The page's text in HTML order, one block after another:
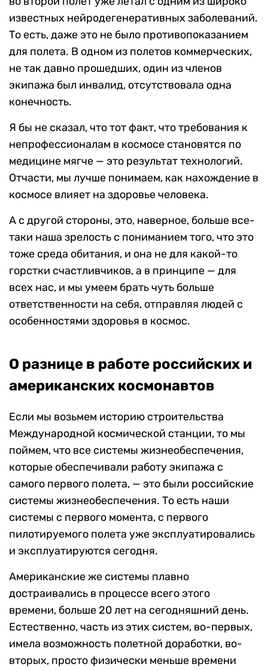
известных нейродегенеративных заболеваний.
То есть, даже это не было противопоказанием
для полета. В одном из полетов коммерческих,
не так давно прошедших, один из членов
экипажа был инвалид, отсутствовала одна
конечность.
Я бы не сказал, что тот факт, что требования к
непрофессионалам в космосе становятся по
медицине мягче — это результат технологий.
Отчасти, мы лучше понимаем, как нахождение в
космосе влияет на здоровье человека.
А с другой стороны, это, наверное, больше все-
таки наша зрелость с пониманием того, что это
тоже среда обитания, и она не для какой-то
горстки счастливчиков, а в принципе — для
всех нас, и мы умеем брать чуть больше
ответственности на себя, отправляя людей с
особенностями здоровья в космос.
О разнице в работе российских и
американских космонавтов
Если мы возьмем историю строительства
Международной космической станции, то мы
поймем, что все системы жизнеобеспечения,
которые обеспечивали работу экипажа с
самого первого полета, — это были российские
системы жизнеобеспечения. То есть наши
системы с первого момента, с первого
пилотируемого полета уже эксплуатировались
и эксплуатируются сегодня.
Американские же системы плавно
достраивались в процессе всего этого
времени, больше 20 лет на сегодняшний день.
Естественно, часть из этих систем, во-первых,
имела возможность полетной доработки, во-
вторых, просто физически меньше времени